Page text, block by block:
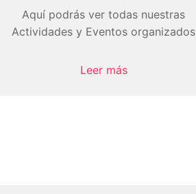
Aquí podrás ver todas nuestras
Actividades y Eventos organizados
Leer más